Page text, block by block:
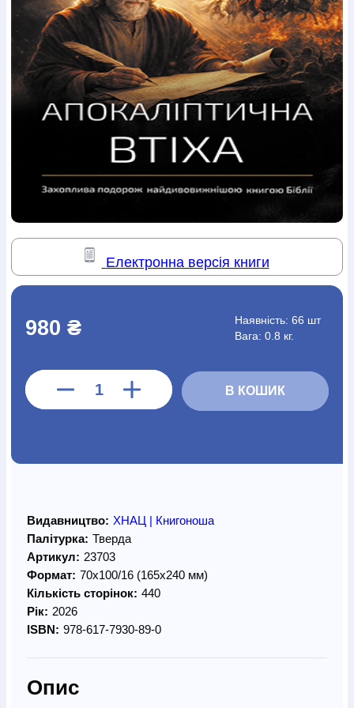
Богослов`яШлюб і сім`яЮдаїзм
Супутні товари
ПеріодикаАудіо Ручки кульковіВідеоГалантерея
Закладки для книгФутболки БрелокиСумкиБіжутерія
БлокнотиЩоденники / щотижневики Вироби з дерева
Вироби з кераміки і глиниВироби з срібла
Картини
Навчальні мапиШкіряні вироби Магніти Металеві
Плакати Пластмасові вироби
Подарункові карткиРозвиваючі ігри Репринти
ЗошитиФотокартиниЧохли на БибліїГоловні убори
Канцелярскі товари Комп`ютерні ігри
Листівки
Пазли
Книга в комплекті
За додатковою інформацією дзвоніть за номером:
(097) 880-6379
Електронна версія книги
980 ₴ Наявність: 66 шт
Вага: 0.8 кг.
В КОШИК
Видавництво: ХНАЦ | Книгоноша
Палітурка: Тверда
Артикул: 23703
Формат: 70х100/16 (165х240 мм)
Кількість сторінок: 440
Рік: 2026
ISBN: 978-617-7930-89-0
Опис